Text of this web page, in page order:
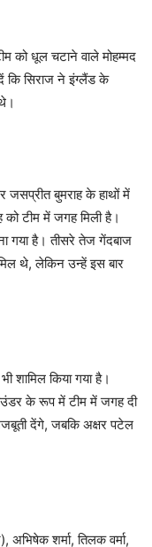
को धूल चटाने वाले मोहम्मद
कि सिराज ने इंग्लैंड के
जसप्रीत बुमराह के हाथों में
टीम में जगह मिली है।
गया है। तीसरे तेज गेंदबाज
थे, लेकिन उन्हें इस बार
शामिल किया गया है।
के रूप में टीम में जगह दी
देंगे, जबकि अक्षर पटेल
शर्मा, तिलक वर्मा,